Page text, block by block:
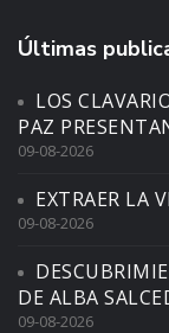
Últimas
LOS
PAZ
09-08-2026
EXTRAER LA
09-08-2026
DE ALBA
09-08-2026